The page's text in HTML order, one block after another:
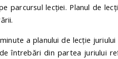
parcursul lecției. Planul de
a planului de lecție
întrebări din partea juriului